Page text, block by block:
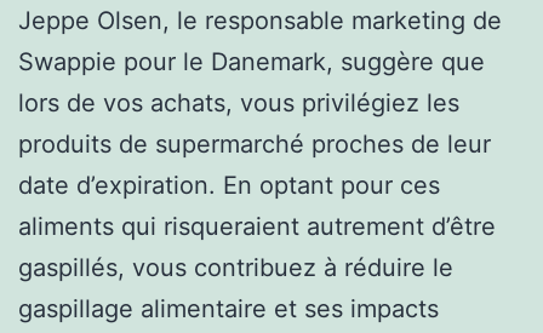
Jeppe Olsen, le responsable marketing de
Swappie pour le Danemark, suggère que
lors de vos achats, vous privilégiez les
produits de supermarché proches de leur
date d’expiration. En optant pour ces
aliments qui risqueraient autrement d’être
gaspillés, vous contribuez à réduire le
gaspillage alimentaire et ses impacts